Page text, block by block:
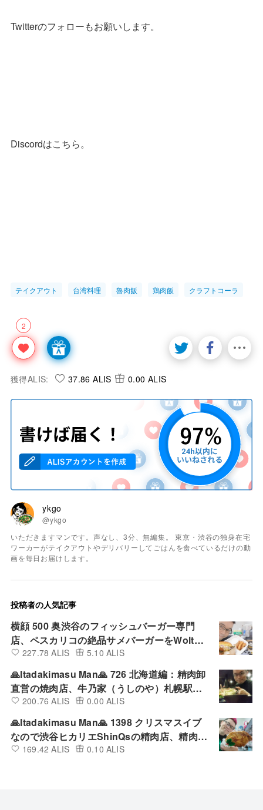
Twitterのフォローもお願いします。
Discordはこちら。
テイクアウト 台湾料理 魯肉飯 鶏肉飯 クラフトコーラ
2
獲得ALIS: 37.86 ALIS 0.00 ALIS
ykgo
@ykgo
いただきますマンです。声なし、3分、無編集。 東京・渋谷の独身在宅
ワーカーがテイクアウトやデリバリーしてごはんを食べているだけの動
画を毎日お届けします。
投稿者の人気記事
横顔 500 奥渋谷のフィッシュバーガー専門
店、ペスカリコの絶品サメバーガーをWoltで
デリバリーして食べてみた
227.78 ALIS 5.10 ALIS
🙏Itadakimasu Man🙏 726 北海道編：精肉卸
直営の焼肉店、牛乃家（うしのや）札幌駅北
口店の満腹ランチ定食を店内で食べてみた
200.76 ALIS 0.00 ALIS
🙏Itadakimasu Man🙏 1398 クリスマスイブ
なので渋谷ヒカリエShinQsの精肉店、精肉あ
づまの四国匠どりローストチキンレッグ（醤
169.42 ALIS 0.10 ALIS